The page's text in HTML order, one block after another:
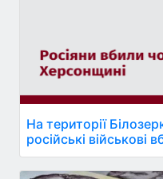
На території
російські військові